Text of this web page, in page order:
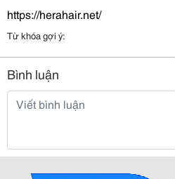
https://herahair.net/
Từ khóa gợi ý:
Bình luận